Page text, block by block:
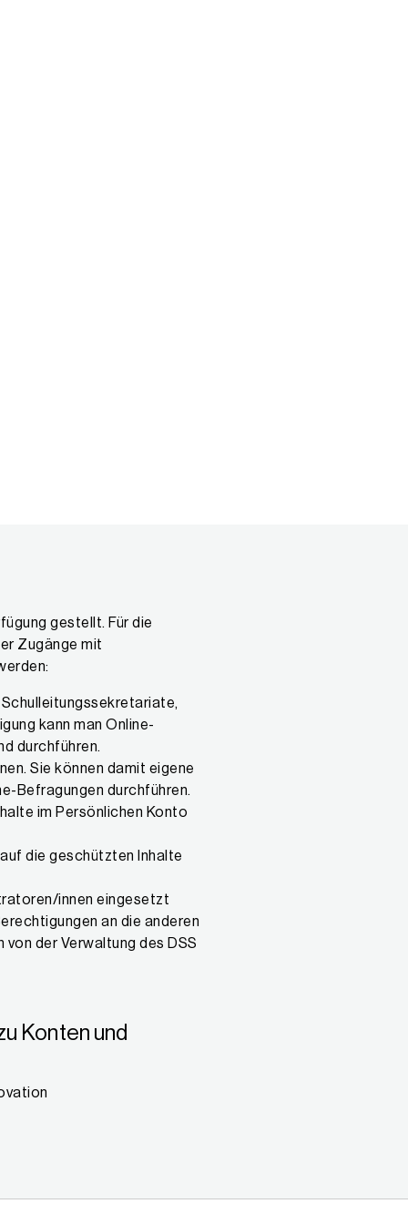
gestellt. Für die
Zugänge mit
kann man Online-
durchführen.
Sie können damit eigene
Befragungen durchführen.
im Persönlichen Konto
die geschützten Inhalte
innen eingesetzt
an die anderen
von der Verwaltung des DSS
Konten und